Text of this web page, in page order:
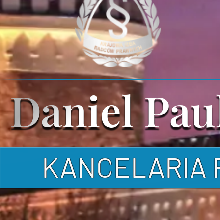
Daniel
Daniel
KANCELARIA